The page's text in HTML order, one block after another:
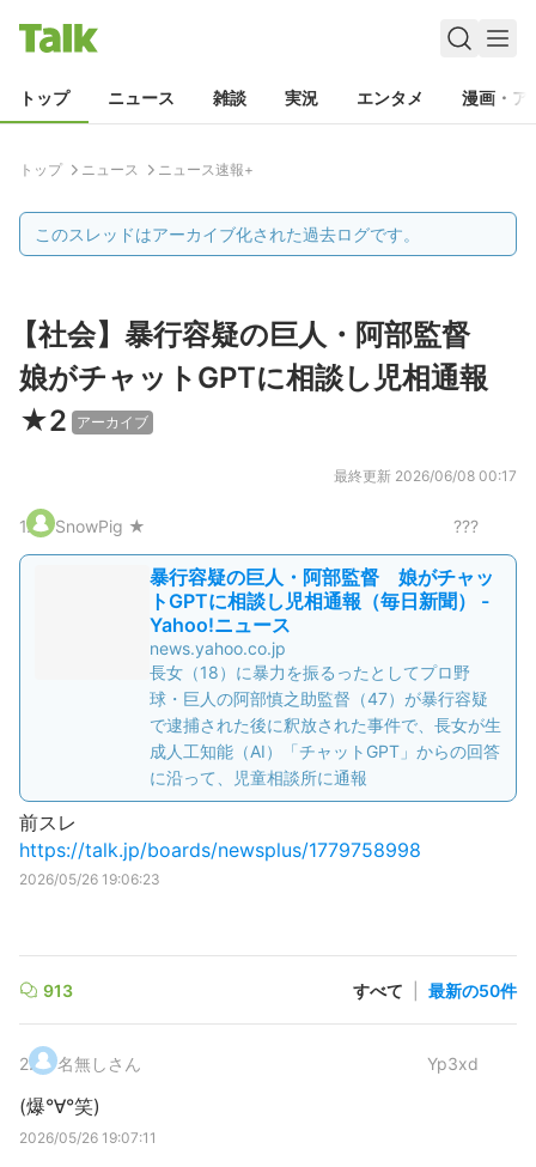
トップ ニュース 雑談 実況 エンタメ 漫画・ア
トップ ニュース ニュース速報+
このスレッドはアーカイブ化された過去ログです。
【社会】暴行容疑の巨人・阿部監督
娘がチャットGPTに相談し児相通報
★2
アーカイブ
最終更新 2026/06/08 00:17
1. SnowPig ★ ???
暴行容疑の巨人・阿部監督 娘がチャッ
トGPTに相談し児相通報（毎日新聞） -
Yahoo!ニュース
news.yahoo.co.jp
長女（18）に暴力を振るったとしてプロ野
球・巨人の阿部慎之助監督（47）が暴行容疑
で逮捕された後に釈放された事件で、長女が生
成人工知能（AI）「チャットGPT」からの回答
に沿って、児童相談所に通報
前スレ
https://talk.jp/boards/newsplus/1779758998
2026/05/26 19:06:23
913 すべて 最新の50件
2. 名無しさん Yp3xd
(爆°∀°笑)
2026/05/26 19:07:11